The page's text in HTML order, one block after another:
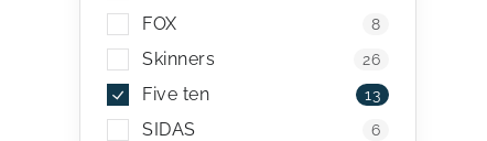
FOX 8
Skinners 26
Five ten 13
SIDAS 6